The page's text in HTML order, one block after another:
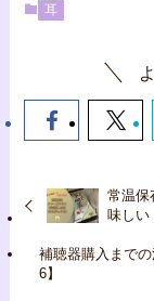
耳
常温保
味しい
補聴器購入まで
6】